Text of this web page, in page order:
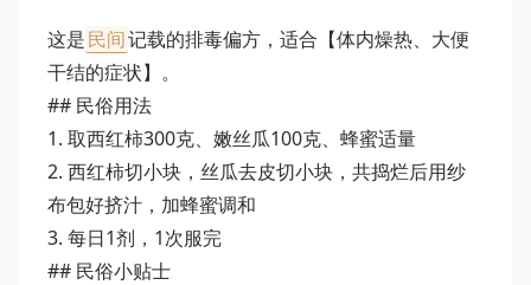
这是民间记载的排毒偏方，适合【体内燥热、大便
干结的症状】。
## 民俗用法
1. 取西红柿300克、嫩丝瓜100克、蜂蜜适量
2. 西红柿切小块，丝瓜去皮切小块，共捣烂后用纱
布包好挤汁，加蜂蜜调和
3. 每日1剂，1次服完
## 民俗小贴士